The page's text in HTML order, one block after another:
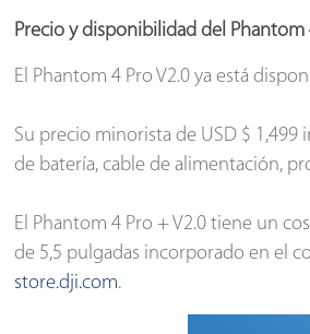
Precio y disponibilidad del Phantom
El Phantom 4 Pro V2.0 ya está
Su precio minorista de USD $
de batería, cable de alimentación,
El Phantom 4 Pro + V2.0 tiene un
de 5,5 pulgadas incorporado en el
store.dji.com.